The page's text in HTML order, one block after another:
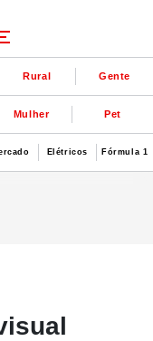
Rural Gente
Mulher Pet
Elétricos Fórmula 1